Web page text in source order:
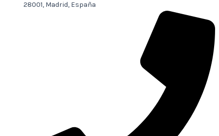
28001, Madrid, España